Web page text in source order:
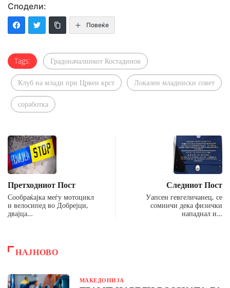
Сподели:
Повеќе
Tags: Градоначалникот Костадинов
Клуб на млади при Црвен крст Локален младински совет
соработка
Претходниот Пост
Сообраќајка меѓу мотоцикл
и велосипед во Добрејци,
двајца…
Следниот Пост
Уапсен гевгеличанец, се
сомничи дека физички
нападнал и…
НАЈНОВО
МАКЕДОНИЈА